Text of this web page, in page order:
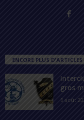
ENCORE PLUS D'ARTICLES
gros
6 août